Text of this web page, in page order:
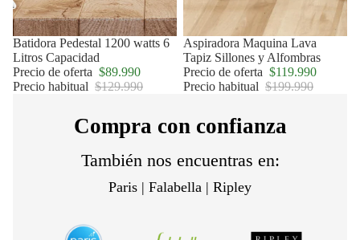
Oferta
Batidora Pedestal 1200 watts 6
Litros Capacidad
Precio de oferta $89.990
Precio habitual $129.990
Oferta
Aspiradora Maquina Lava
Tapiz Sillones y Alfombras
Precio de oferta $119.990
Precio habitual $199.990
Compra con confianza
También nos encuentras en:
Paris | Falabella | Ripley